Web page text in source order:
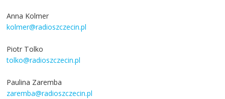
Anna Kolmer
kolmer@radioszczecin.pl
Piotr Tolko
tolko@radioszczecin.pl
Paulina Zaremba
zaremba@radioszczecin.pl